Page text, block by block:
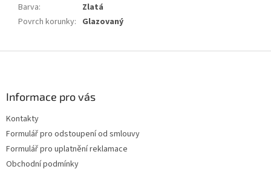
Barva:
Zlatá
Povrch korunky: Glazovaný
Informace pro vás
Kontakty
Formulář pro odstoupení od smlouvy
Formulář pro uplatnění reklamace
Obchodní podmínky